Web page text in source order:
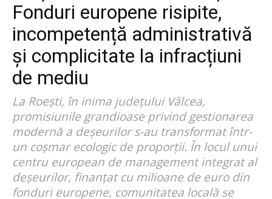
Fonduri europene risipite,
incompetență administrativă
și complicitate la infracțiuni
de mediu
La Roești, în inima județului Vâlcea,
promisiunile grandioase privind gestionarea
modernă a deșeurilor s-au transformat într-
un coșmar ecologic de proporții. În locul unui
centru european de management integrat al
deșeurilor, finanțat cu milioane de euro din
fonduri europene, comunitatea locală se